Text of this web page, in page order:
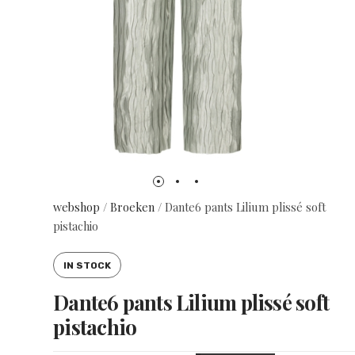
webshop /Broeken /Dante6 pants Lilium plissé soft
pistachio
IN STOCK
Dante6 pants Lilium plissé soft
pistachio